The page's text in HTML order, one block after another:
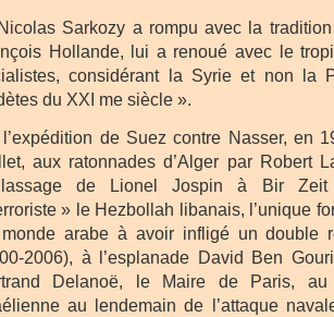
Sarkozy a rompu avec la
Hollande, lui a renoué avec le
considérant la Syrie et non la
du XXI me siècle ».
de Suez contre Nasser, en
aux ratonnades d’Alger par Robert
de Lionel Jospin à Bir
» le Hezbollah libanais, l’unique
arabe à avoir infligé un double
2006), à l’esplanade David Ben
Delanoë, le Maire de Paris, au
au lendemain de l’attaque